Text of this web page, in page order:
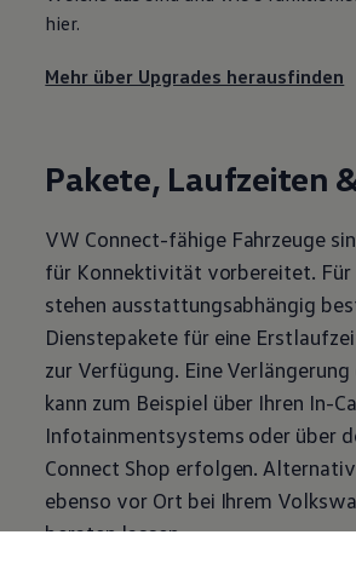
hier.
Mehr über Upgrades herausfinden
Pakete, Laufzeiten
VW Connect-fähige Fahrzeuge
für Konnektivität vorbereitet. Für
stehen ausstattungsabhängig
Dienstepakete für eine
zur Verfügung. Eine
kann zum Beispiel über Ihren In-
Infotainmentsystems oder über
Connect Shop erfolgen. Alternativ
ebenso vor Ort bei Ihrem
beraten lassen.